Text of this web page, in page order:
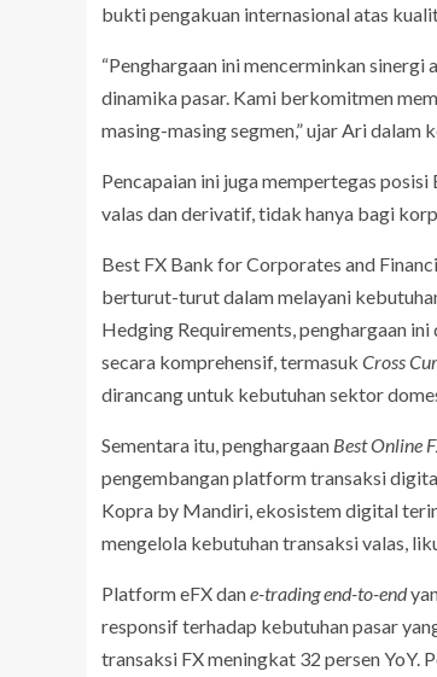
bukti pengakuan internasional atas
“Penghargaan ini mencerminkan
dinamika pasar. Kami berkomitmen
masing-masing segmen,” ujar Ari dalam
Pencapaian ini juga mempertegas
valas dan derivatif, tidak hanya bagi
Best FX Bank for Corporates and
berturut-turut dalam melayani
Hedging Requirements, penghargaan
secara komprehensif, termasuk Cross
dirancang untuk kebutuhan sektor
Sementara itu, penghargaan Best Online
pengembangan platform transaksi
Kopra by Mandiri, ekosistem digital
mengelola kebutuhan transaksi valas,
Platform eFX dane-trading end-to-end
responsif terhadap kebutuhan pasar
transaksi FX meningkat 32 persen YoY.